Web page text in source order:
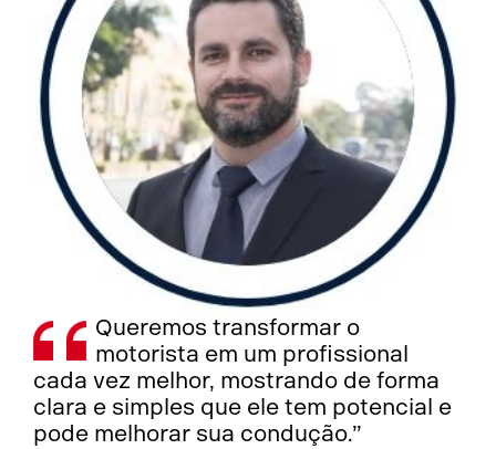
Queremos transformar o
motorista em um profissional
cada vez melhor, mostrando de forma
clara e simples que ele tem potencial e
pode melhorar sua condução.”